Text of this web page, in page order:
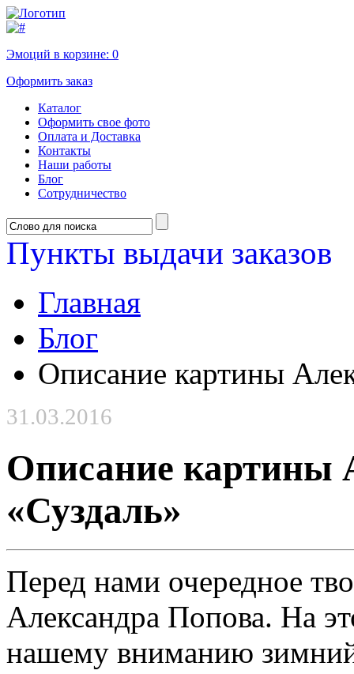
Эмоций в корзине: 0
Оформить заказ
Каталог
Оформить свое фото
Оплата и Доставка
Контакты
Наши работы
Блог
Сотрудничество
Пункты выдачи заказов
Главная
Блог
Описание картины
31.03.2016
Описание картины
«Суздаль»
Перед нами очередное
Александра Попова. На
нашему вниманию